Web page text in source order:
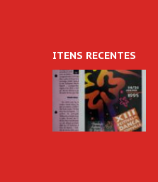
ITENS RECENTES